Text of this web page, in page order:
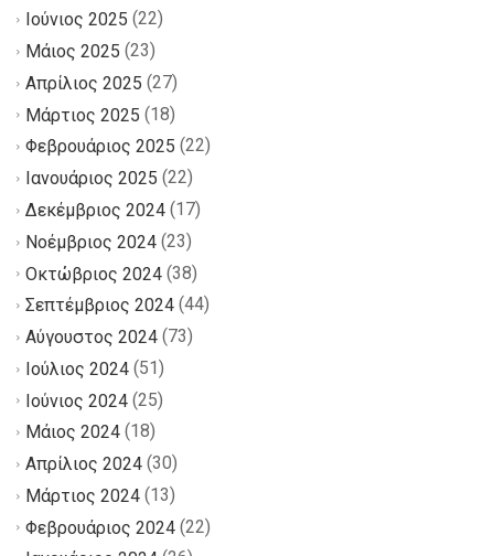
Ιούνιος 2025 (22)
Μάιος 2025 (23)
Απρίλιος 2025 (27)
Μάρτιος 2025 (18)
Φεβρουάριος 2025 (22)
Ιανουάριος 2025 (22)
Δεκέμβριος 2024 (17)
Νοέμβριος 2024 (23)
Οκτώβριος 2024 (38)
Σεπτέμβριος 2024 (44)
Αύγουστος 2024 (73)
Ιούλιος 2024 (51)
Ιούνιος 2024 (25)
Μάιος 2024 (18)
Απρίλιος 2024 (30)
Μάρτιος 2024 (13)
Φεβρουάριος 2024 (22)